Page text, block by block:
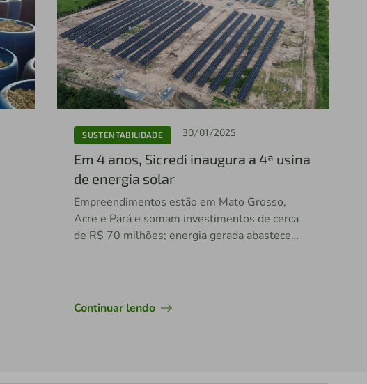
SUSTENTABILIDADE 30/01/2025
Em 4 anos, Sicredi inaugura a 4ª usina
de energia solar
Empreendimentos estão em Mato Grosso,
Acre e Pará e somam investimentos de cerca
de R$ 70 milhões; energia gerada abastece
Continuar lendo